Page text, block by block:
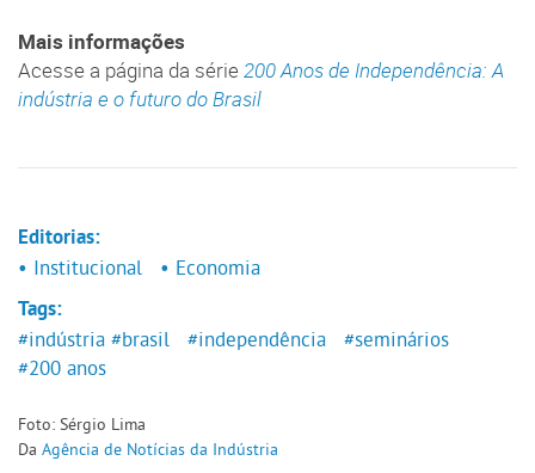
Mais informações
Acesse a página da série200 Anos de Independência: A
indústria e o futuro do Brasil
Editorias:
• Institucional
• Economia
Tags:
#indústria #brasil #independência
#seminários
#200 anos
Foto: Sérgio Lima
Da Agência de Notícias da Indústria